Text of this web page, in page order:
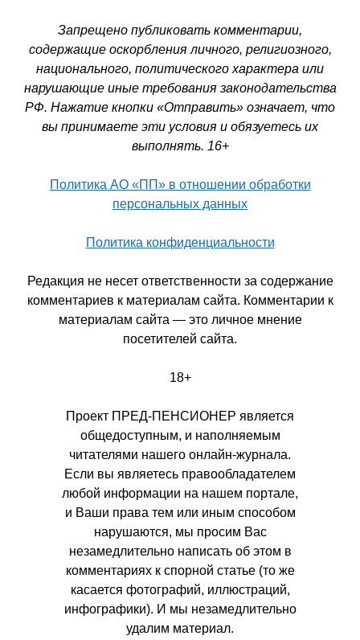
Запрещено публиковать комментарии,
содержащие оскорбления личного, религиозного,
национального, политического характера или
нарушающие иные требования законодательства
РФ. Нажатие кнопки «Отправить» означает, что
вы принимаете эти условия и обязуетесь их
выполнять. 16+
Политика АО «ПП» в отношении обработки
персональных данных
Политика конфиденциальности
Редакция не несет ответственности за содержание
комментариев к материалам сайта. Комментарии к
материалам сайта — это личное мнение
посетителей сайта.
18+
Проект ПРЕД-ПЕНСИОНЕР является
общедоступным, и наполняемым
читателями нашего онлайн-журнала.
Если вы являетесь правообладателем
любой информации на нашем портале,
и Ваши права тем или иным способом
нарушаются, мы просим Вас
незамедлительно написать об этом в
комментариях к спорной статье (то же
касается фотографий, иллюстраций,
инфографики). И мы незамедлительно
удалим материал.